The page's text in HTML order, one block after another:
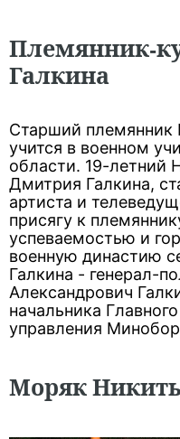
Племянник-
Галкина
Старший племянник
учится в военном
области. 19-летний
Дмитрия Галкина,
артиста и
присягу к
успеваемостью и
военную династию
Галкина - генерал-
Александрович
начальника
управления
Моряк